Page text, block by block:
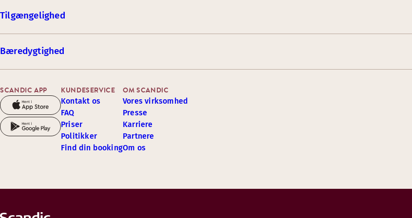
Tilgængelighed
Bæredygtighed
SCANDIC APP KUNDESERVICE
Kontakt os
FAQ
Priser
Politikker
Find din booking
OM SCANDIC
Vores virksomhed
Presse
Karriere
Partnere
Om os